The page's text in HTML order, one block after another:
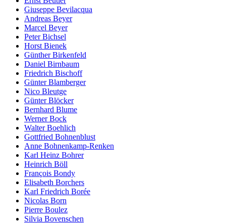
Giuseppe Bevilacqua
Andreas Beyer
Marcel Beyer
Peter Bichsel
Horst Bienek
Günther Birkenfeld
Daniel Birnbaum
Friedrich Bischoff
Günter Blamberger
Nico Bleutge
Günter Blöcker
Bernhard Blume
Werner Bock
Walter Boehlich
Gottfried Bohnenblust
Anne Bohnenkamp-Renken
Karl Heinz Bohrer
Heinrich Böll
François Bondy
Elisabeth Borchers
Karl Friedrich Borée
Nicolas Born
Pierre Boulez
Silvia Bovenschen